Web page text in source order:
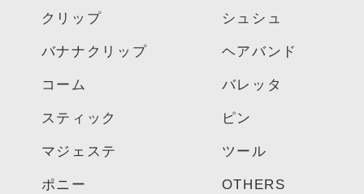
クリップ
バナナクリップ
コーム
スティック
マジェステ
ポニー
シュシュ
ヘアバンド
バレッタ
ピン
ツール
OTHERS